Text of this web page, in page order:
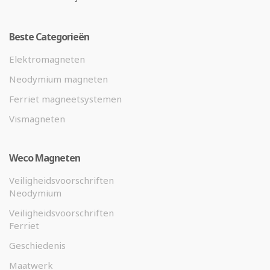
Beste Categorieën
Elektromagneten
Neodymium magneten
Ferriet magneetsystemen
Vismagneten
Weco Magneten
Veiligheidsvoorschriften
Neodymium
Veiligheidsvoorschriften
Ferriet
Geschiedenis
Maatwerk